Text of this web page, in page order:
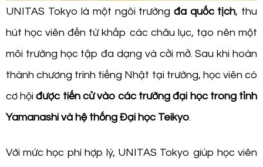
UNITAS Tokyo là một ngôi trường đa quốc tịch, thu
hút học viên đến từ khắp các châu lục, tạo nên một
môi trường học tập đa dạng và cởi mở. Sau khi hoàn
thành chương trình tiếng Nhật tại trường, học viên có
cơ hộiđược tiến cử vào các trường đại học trong tỉnh
Yamanashi và hệ thống Đại học Teikyo.
Với mức học phí hợp lý, UNITAS Tokyo giúp học viên